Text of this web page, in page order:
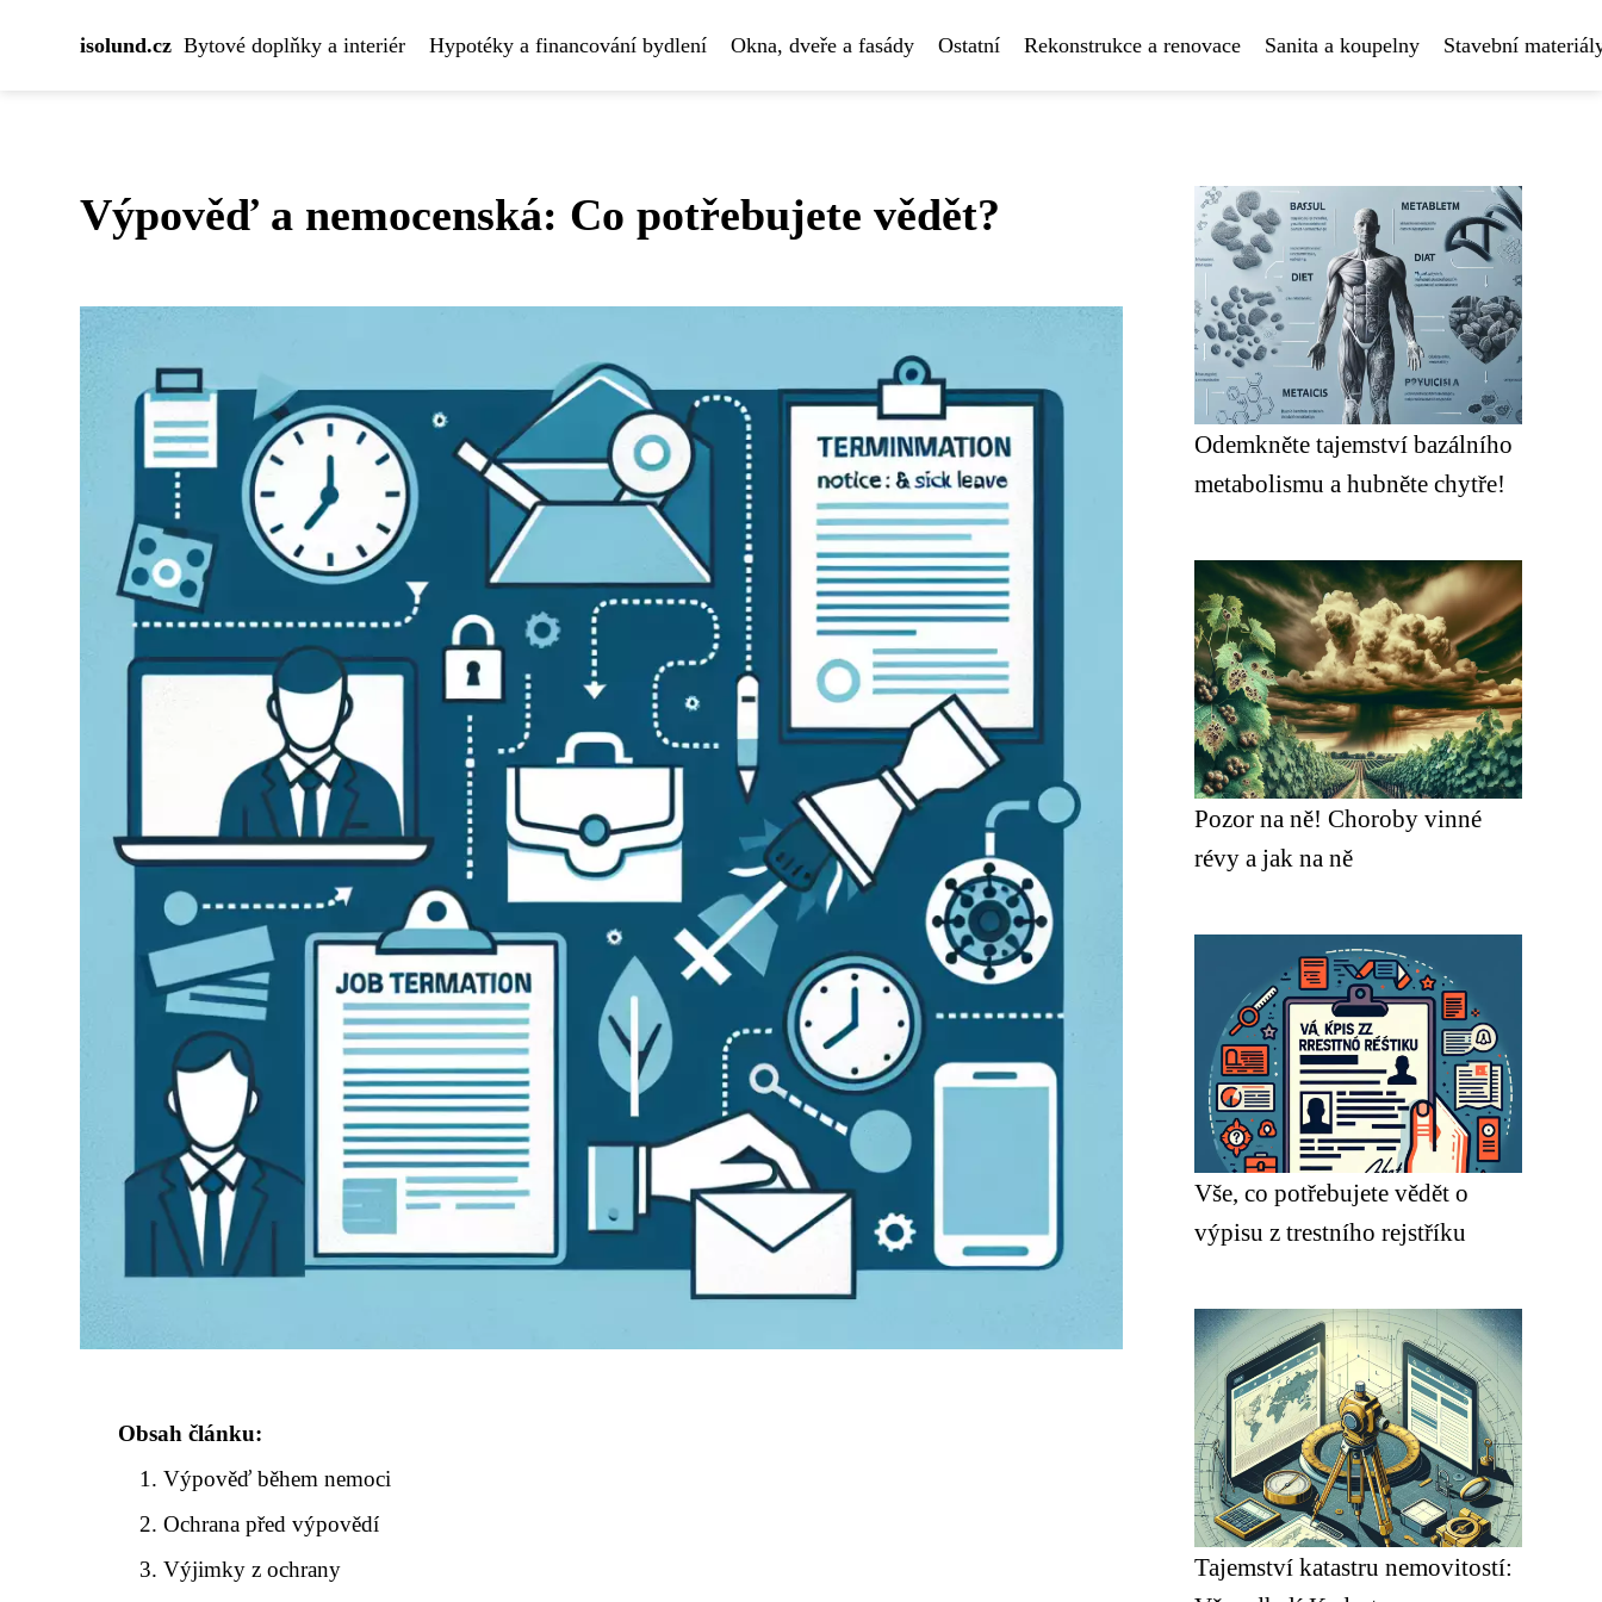
isolund.cz Bytové doplňky a interiér Hypotéky a financování bydlení Okna, dveře a fasády Ostatní Rekonstrukce a renovace Sanita a koupelny Stavební
Výpověď a nemocenská: Co potřebujete vědět?
Obsah článku:
Výpověď během nemoci
Ochrana před výpovědí
Výjimky z ochrany
Odemkněte tajemství bazálního
metabolismu a hubněte chytře!
Pozor na ně! Choroby vinné
révy a jak na ně
Vše, co potřebujete vědět o
výpisu z trestního rejstříku
Tajemství katastru nemovitostí: